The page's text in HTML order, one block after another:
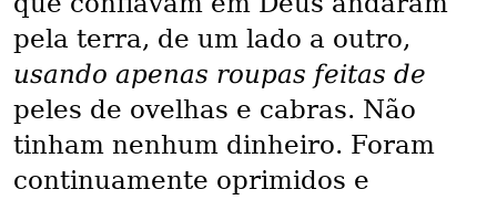
pela terra, de um lado a outro,
usando apenas roupas feitas de
peles de ovelhas e cabras. Não
tinham nenhum dinheiro. Foram
continuamente oprimidos e